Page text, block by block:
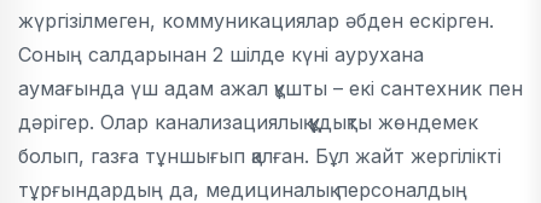
жүргізілмеген, коммуникациялар әбден ескірген.
Соның салдарынан 2 шілде күні аурухана
аумағында үш адам ажал құшты – екі сантехник пен
дәрігер. Олар канализациялық құдықты жөндемек
болып, газға тұншығып қалған. Бұл жайт жергілікті
тұрғындардың да, медициналық персоналдың